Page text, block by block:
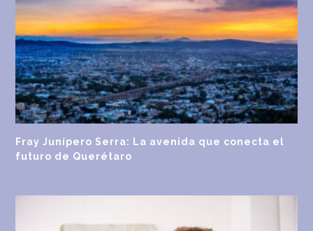
Fray Junípero Serra: La avenida que conecta el
futuro de Querétaro